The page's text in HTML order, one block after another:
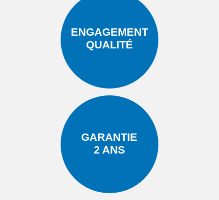
ENGAGEMENT
QUALITÉ
GARANTIE
2 ANS